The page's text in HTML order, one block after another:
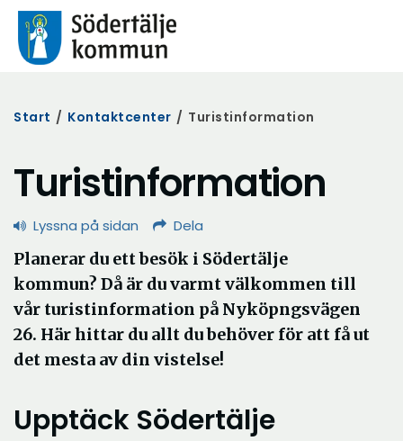
Start / Kontaktcenter / Turistinformation
Turistinformation
Lyssna på sidan Dela
Planerar du ett besök i Södertälje
kommun? Då är du varmt välkommen till
vår turistinformation på Nyköpngsvägen
26. Här hittar du allt du behöver för att få ut
det mesta av din vistelse!
Upptäck Södertälje